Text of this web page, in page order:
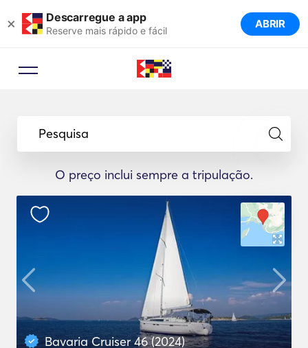
× Descarregue a app
Reserve mais rápido e fácil ABRIR
Pesquisa
O preço inclui sempre a tripulação.
Bavaria Cruiser 46 (2024)